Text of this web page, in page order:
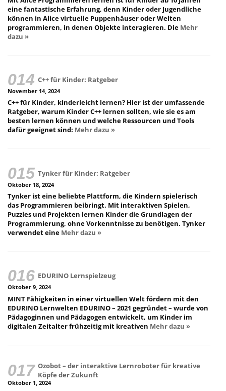
eine fantastische Erfahrung, denn Kinder oder Jugendliche
können in Alice virtuelle Puppenhäuser oder Welten
programmieren, in denen Objekte interagieren. Die Mehr
dazu »
C++ für Kinder: Ratgeber
November 14, 2024
C++ für Kinder, kinderleicht lernen? Hier ist der umfassende
Ratgeber, warum Kinder C++ lernen sollten, wie sie es am
besten lernen können und welche Ressourcen und Tools
dafür geeignet sind: Mehr dazu »
Tynker für Kinder: Ratgeber
Oktober 18, 2024
Tynker ist eine beliebte Plattform, die Kindern spielerisch
das Programmieren beibringt. Mit interaktiven Spielen,
Puzzles und Projekten lernen Kinder die Grundlagen der
Programmierung, ohne Vorkenntnisse zu benötigen. Tynker
verwendet eine Mehr dazu »
EDURINO Lernspielzeug
Oktober 9, 2024
MINT Fähigkeiten in einer virtuellen Welt fördern mit den
EDURINO Lernwelten EDURINO – 2021 gegründet – wurde von
Pädagoginnen und Pädagogen entwickelt, um Kinder im
digitalen Zeitalter frühzeitig mit kreativen Mehr dazu »
Ozobot – der interaktive Lernroboter für kreative
Köpfe der Zukunft
Oktober 1, 2024